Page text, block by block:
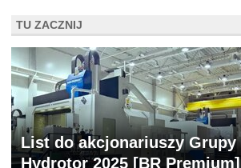
TU ZACZNIJ
List do akcjonariuszy Grupy
Hydrotor 2025 [BR Premium]